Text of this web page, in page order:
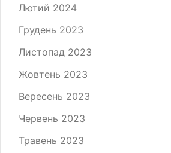
Лютий 2024
Грудень 2023
Листопад 2023
Жовтень 2023
Вересень 2023
Червень 2023
Травень 2023